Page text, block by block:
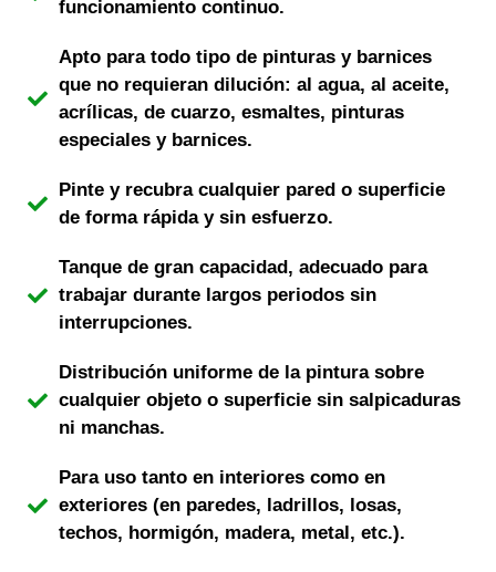
funcionamiento continuo.
Apto para todo tipo de pinturas y barnices
que no requieran dilución: al agua, al aceite,
acrílicas, de cuarzo, esmaltes, pinturas
especiales y barnices.
Pinte y recubra cualquier pared o superficie
de forma rápida y sin esfuerzo.
Tanque de gran capacidad, adecuado para
trabajar durante largos periodos sin
interrupciones.
Distribución uniforme de la pintura sobre
cualquier objeto o superficie sin salpicaduras
ni manchas.
Para uso tanto en interiores como en
exteriores (en paredes, ladrillos, losas,
techos, hormigón, madera, metal, etc.).